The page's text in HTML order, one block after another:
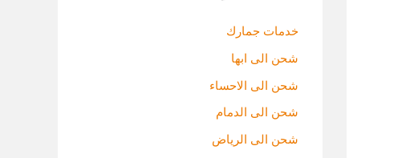
خدمات جمارك
شحن الى ابها
شحن الى الاحساء
شحن الى الدمام
شحن الى الرياض